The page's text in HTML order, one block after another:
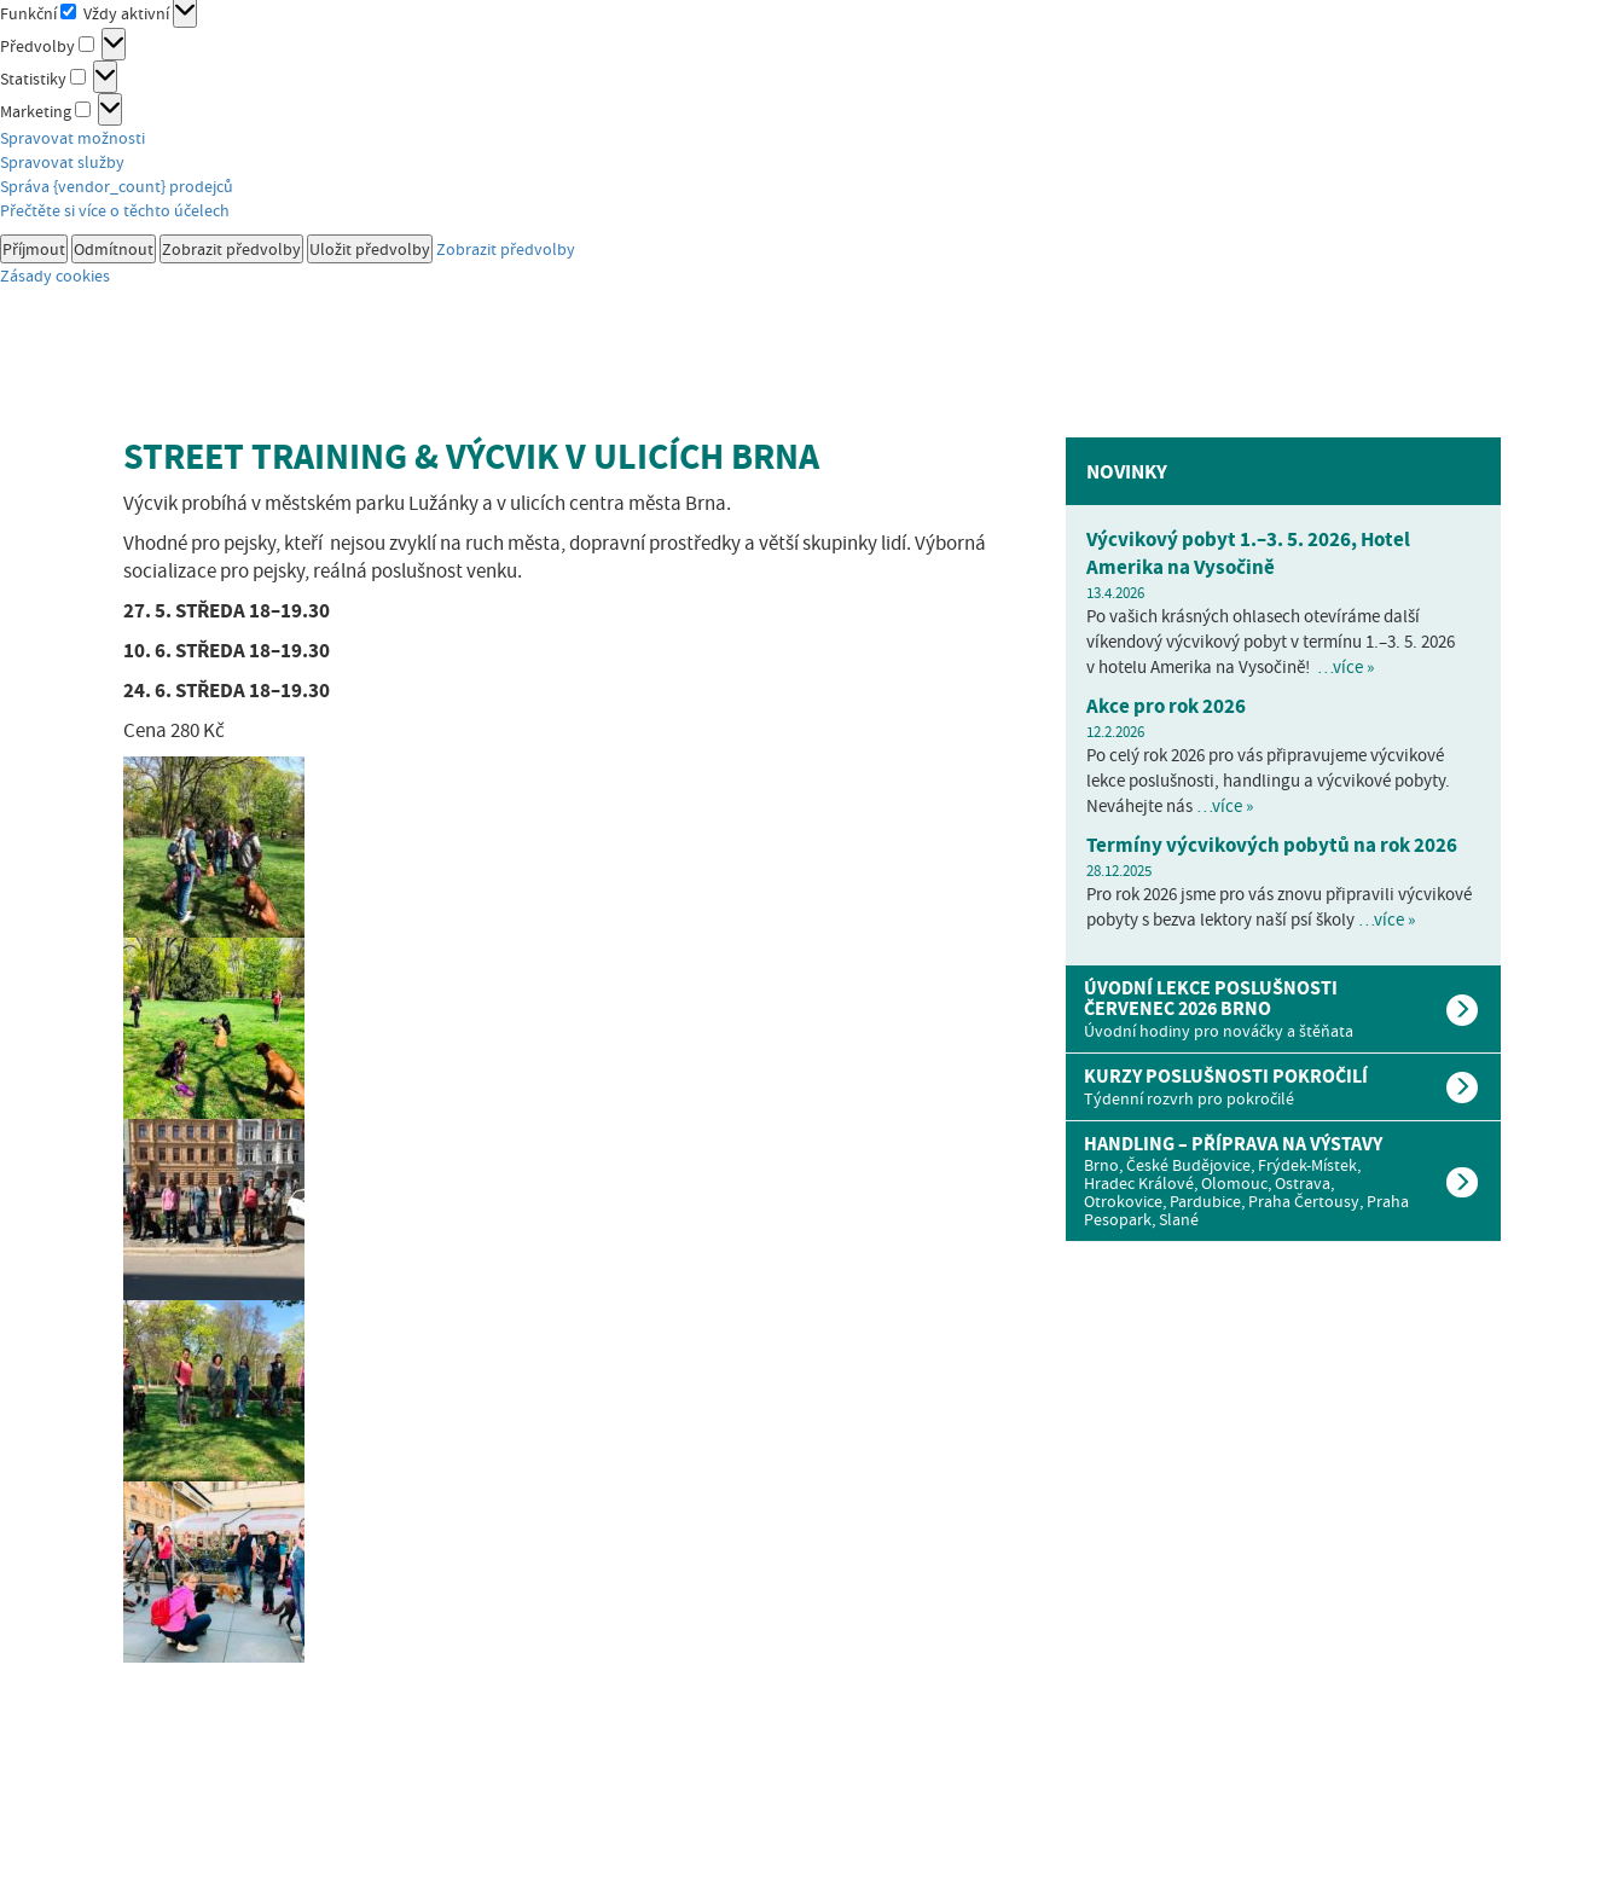
Funkční
Funkční
Vždy aktivní
Předvolby
Předvolby
Statistiky
Statistiky
Marketing
Marketing
Spravovat možnosti
Spravovat služby
Správa {vendor_count} prodejců
Přečtěte si více o těchto účelech
Příjmout Odmítnout Zobrazit předvolby Uložit předvolby Zobrazit předvolby
Zásady cookies
STREET TRAINING & VÝCVIK V ULICÍCH BRNA
Výcvik probíhá v městském parku Lužánky a v ulicích centra města Brna.
Vhodné pro pejsky, kteří nejsou zvyklí na ruch města, dopravní prostředky a větší skupinky lidí. Výborná
socializace pro pejsky, reálná poslušnost venku.
27. 5. STŘEDA18–19.30
10. 6. STŘEDA18–19.30
24. 6. STŘEDA18–19.30
Cena 280 Kč
NOVINKY
Výcvikový pobyt 1.–3. 5. 2026, Hotel
Amerika na Vysočině
13.4.2026
Po vašich krásných ohlasech otevíráme další
víkendový výcvikový pobyt v termínu 1.–3. 5. 2026
v hotelu Amerika na Vysočině! …více »
Akce pro rok 2026
12.2.2026
Po celý rok 2026 pro vás připravujeme výcvikové
lekce poslušnosti, handlingu a výcvikové pobyty.
Neváhejte nás …více »
Termíny výcvikových pobytů na rok 2026
28.12.2025
Pro rok 2026 jsme pro vás znovu připravili výcvikové
pobyty s bezva lektory naší psí školy …více »
ÚVODNÍ LEKCE POSLUŠNOSTI
ČERVENEC 2026 BRNO
Úvodní hodiny pro nováčky a štěňata
KURZY POSLUŠNOSTI POKROČILÍ
Týdenní rozvrh pro pokročilé
HANDLING – PŘÍPRAVA NA VÝSTAVY
Brno, České Budějovice, Frýdek-Místek,
Hradec Králové, Olomouc, Ostrava,
Otrokovice, Pardubice, Praha Čertousy, Praha
Pesopark, Slané